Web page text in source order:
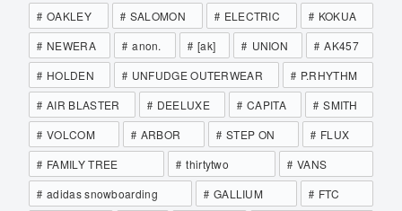
OAKLEY
SALOMON ELECTRIC
KOKUA
NEWERA
anon. [ak] UNION
AK457
HOLDEN
UNFUDGE OUTERWEAR
P.RHYTHM
AIR BLASTER
DEELUXE CAPITA
SMITH
VOLCOM
ARBOR STEP ON
FLUX
FAMILY TREE
thirtytwo
VANS
adidas snowboarding
GALLIUM
FTC